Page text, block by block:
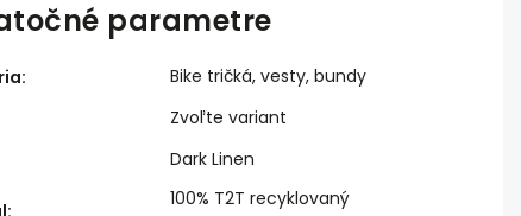
parametre
:
Bike tričká, vesty, bundy
Zvoľte variant
Dark Linen
100% T2T recyklovaný